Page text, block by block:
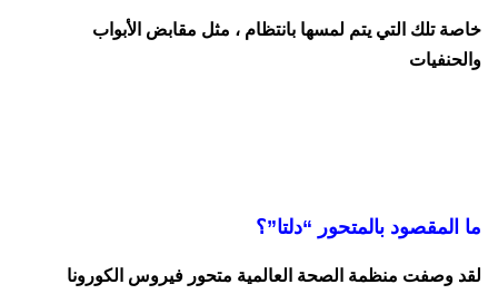
خاصة تلك التي يتم لمسها بانتظام ، مثل مقابض الأبواب
والحنفيات
ما المقصود بالمتحور “دلتا”؟
لقد وصفت منظمة الصحة العالمية متحور فيروس الكورونا